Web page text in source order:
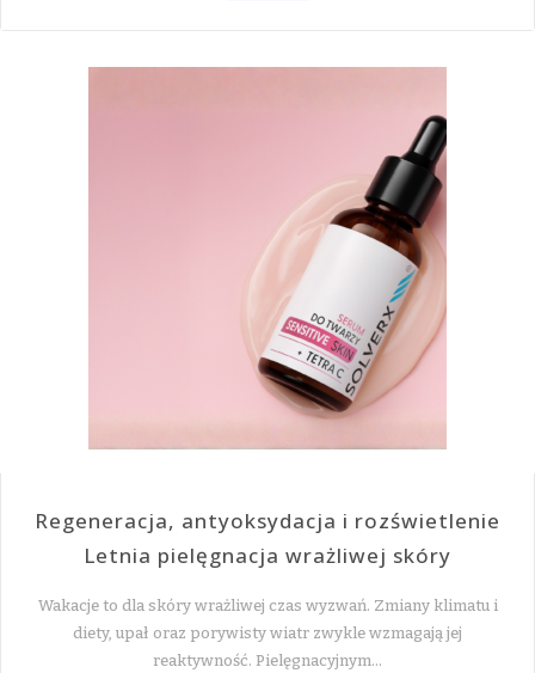
Regeneracja, antyoksydacja i rozświetlenie
Letnia pielęgnacja wrażliwej skóry
Wakacje to dla skóry wrażliwej czas wyzwań. Zmiany klimatu i
diety, upał oraz porywisty wiatr zwykle wzmagają jej
reaktywność. Pielęgnacyjnym…